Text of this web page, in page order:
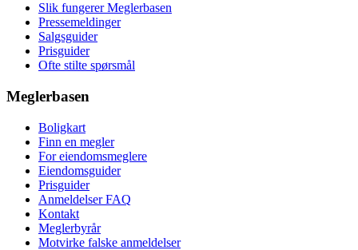
Slik fungerer Meglerbasen
Pressemeldinger
Salgsguider
Prisguider
Ofte stilte spørsmål
Meglerbasen
Boligkart
Finn en megler
For eiendomsmeglere
Eiendomsguider
Prisguider
Anmeldelser FAQ
Kontakt
Meglerbyrår
Motvirke falske anmeldelser